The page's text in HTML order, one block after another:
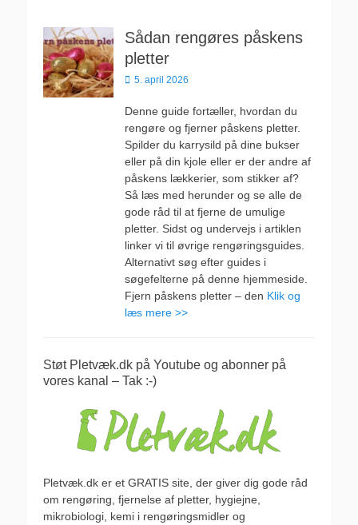
Sådan rengøres påskens
pletter
Udgivet
5. april 2026
Denne guide fortæller, hvordan du
rengøre og fjerner påskens pletter.
Spilder du karrysild på dine bukser
eller på din kjole eller er der andre af
påskens lækkerier, som stikker af?
Så læs med herunder og se alle de
gode råd til at fjerne de umulige
pletter. Sidst og undervejs i artiklen
linker vi til øvrige rengøringsguides.
Alternativt søg efter guides i
søgefelterne på denne hjemmeside.
Fjern påskens pletter – den Klik og
læs mere >>
Støt Pletvæk.dk på Youtube og abonner på
vores kanal – Tak :-)
Pletvæk.dk er et GRATIS site, der giver dig gode råd
om rengøring, fjernelse af pletter, hygiejne,
mikrobiologi, kemi i rengøringsmidler og